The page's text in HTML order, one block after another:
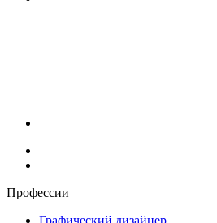
Профессии
Графический дизайнер